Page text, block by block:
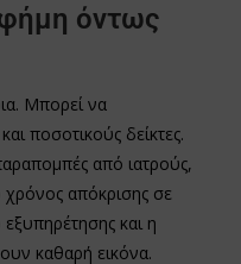
όντως
Μπορεί να
ποσοτικούς δείκτες.
από ιατρούς,
απόκρισης σε
και η
καθαρή εικόνα.